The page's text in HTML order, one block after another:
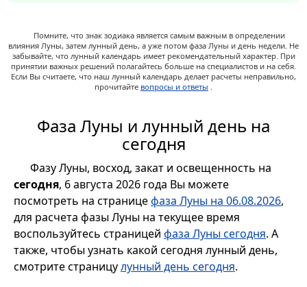
Помните, что знак зодиака является самым важным в определении
влияния Луны, затем лунный день, а уже потом фаза Луны и день недели. Не
забывайте, что лунный календарь имеет рекомендательный характер. При
принятии важных решений полагайтесь больше на специалистов и на себя.
Если Вы считаете, что наш лунный календарь делает расчеты неправильно,
прочитайте вопросы и ответы .
Фаза Луны и лунный день на
сегодня
Фазу Луны, восход, закат и освещенность на
сегодня, 6 августа 2026 года Вы можете
посмотреть на страницефаза Луны на 06.08.2026,
для расчета фазы Луны на текущее время
воспользуйтесь страницей фаза Луны сегодня. А
также, чтобы узнать какой сегодня лунный день,
смотрите страницулунный день сегодня.